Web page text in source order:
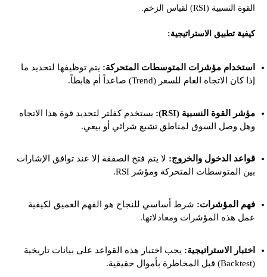
القوة النسبية (RSI) لقياس الزخم.
كيفية تطبيق الاستراتيجية:
استخدام مؤشرات المتوسطات المتحركة: يتم توظيفها لتحديد ما
إذا كان الاتجاه العام للسعر (Trend) صاعداً أم هابطاً.
مؤشر القوة النسبية (RSI):
يستخدم كفلتر لتحديد قوة هذا الاتجاه
وهل وصل السوق لمناطق تشبع شرائي أو بيعي.
قواعد الدخول والخروج: لا يتم فتح الصفقة إلا عند توافق الإشارات
بين المتوسطات المتحركة ومؤشر RSI.
فهم المؤشرات: شرط أساسي للنجاح هو الفهم العميق لكيفية
عمل هذه المؤشرات ومعادلاتها.
اختبار الاستراتيجية: يجب اختبار هذه القواعد على بيانات تاريخية
(Backtest) قبل المخاطرة بأموال حقيقية.